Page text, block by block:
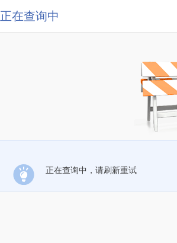
正在查询中
正在查询中，请刷新重试